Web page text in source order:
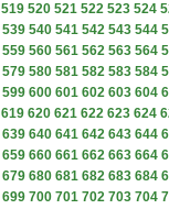
519 520 521 522 523 524
539 540 541 542 543 544
559 560 561 562 563 564
579 580 581 582 583 584
599 600 601 602 603 604
619 620 621 622 623 624
639 640 641 642 643 644
659 660 661 662 663 664
679 680 681 682 683 684
699 700 701 702 703 704